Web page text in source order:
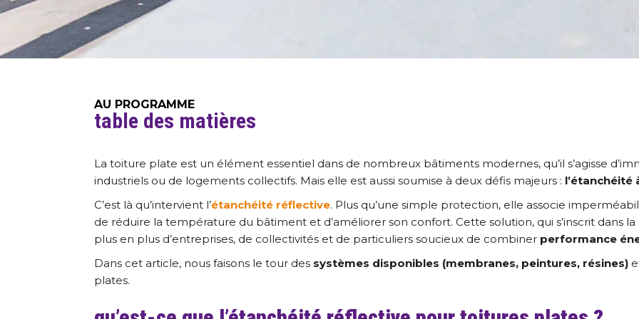
AU PROGRAMME
table des matières
La toiture plate est un élément essentiel dans de nombreux bâtiments modernes, qu’il s’agisse
industriels ou de logements collectifs. Mais elle est aussi soumise à deux défis majeurs : l’étanchéité
C’est là qu’intervient l’étanchéité réflective. Plus qu’une simple protection, elle associe
de réduire la température du bâtiment et d’améliorer son confort. Cette solution, qui s’inscrit dans
plus en plus d’entreprises, de collectivités et de particuliers soucieux de combiner performance
Dans cet article, nous faisons le tour des systèmes disponibles (membranes, peintures, résines)
plates.